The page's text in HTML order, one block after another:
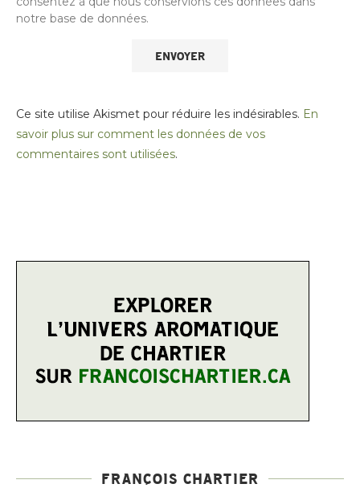
notre base de données.
Ce site utilise Akismet pour réduire les indésirables. En
savoir plus sur comment les données de vos
commentaires sont utilisées.
FRANÇOIS CHARTIER